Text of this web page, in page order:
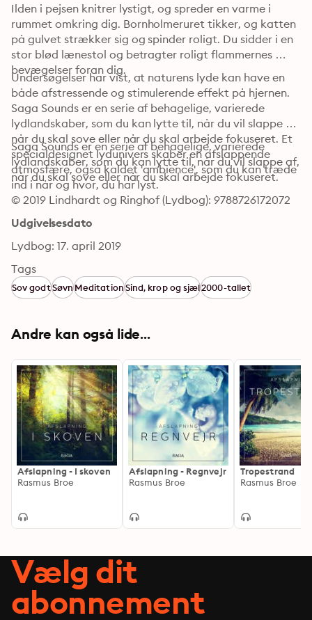
Ilden i pejsen knitrer lystigt, og spreder en varme i
rummet omkring dig. Bornholmeruret tikker, og katten
på gulvet strækker sig og spinder roligt. Du sidder i en
stor blød lænestol og betragter roligt flammernes
bevægelser foran dig.
Undersøgelser har vist, at naturens lyde kan have en
både afstressende og stimulerende effekt på hjernen.
Saga Sounds er en serie af behagelige, varierede
lydlandskaber, som du kan lytte til, når du vil slappe af,
når du skal sove eller når du skal arbejde fokuseret. Et
specialdesignet lydunivers skaber en afslappende
atmosfære, også kaldet 'ambience', som du kan træde
ind i når og hvor, du har lyst.
Saga Sounds er en serie af behagelige, varierede
lydlandskaber, som du kan lytte til, når du vil slappe af,
når du skal sove eller når du skal arbejde fokuseret.
© 2019 Lindhardt og Ringhof (Lydbog): 9788726172072
Udgivelsesdato
Lydbog: 17. april 2019
Tags
Sov godtSøvnMeditationSind, krop og sjæl2000-tallet
Andre kan også lide...
Afslapning - I skoven
Rasmus Broe
Afslapning - Regnvejr
Rasmus Broe
Tropestrand
Rasmus Broe
Vælg dit
abonnement